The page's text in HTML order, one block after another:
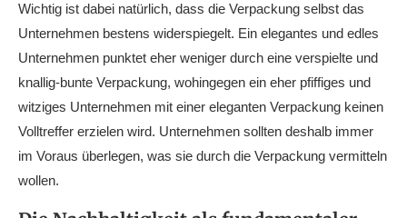
Wichtig ist dabei natürlich, dass die Verpackung selbst das
Unternehmen bestens widerspiegelt. Ein elegantes und edles
Unternehmen punktet eher weniger durch eine verspielte und
knallig-bunte Verpackung, wohingegen ein eher pfiffiges und
witziges Unternehmen mit einer eleganten Verpackung keinen
Volltreffer erzielen wird. Unternehmen sollten deshalb immer
im Voraus überlegen, was sie durch die Verpackung vermitteln
wollen.